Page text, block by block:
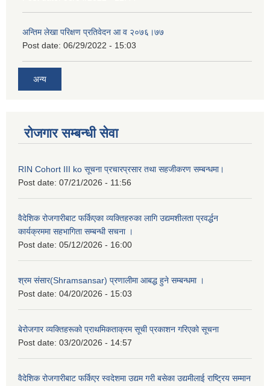
अन्तिम लेखा परिक्षण प्रतिवेदन आ व २०७६।७७
Post date: 06/29/2022 - 15:03
अन्य
रोजगार सम्बन्धी सेवा
RIN Cohort III ko सूचना प्रचारप्रसार तथा सहजीकरण सम्बन्धमा।
Post date: 07/21/2026 - 11:56
वैदेशिक रोजगारीबाट फर्किएका व्यक्तिहरुका लागि उद्यमशीलता प्रवर्द्धन
कार्यक्रममा सहभागिता सम्बन्धी सचना ।
Post date: 05/12/2026 - 16:00
श्रम संसार(Shramsansar) प्रणालीमा आबद्ध हुने सम्बन्धमा ।
Post date: 04/20/2026 - 15:03
बेरोजगार व्यक्तिहरूको प्राथमिकताक्रम सूची प्रकाशन गरिएको सूचना
Post date: 03/20/2026 - 14:57
वैदेशिक रोजगारीबाट फर्किएर स्वदेशमा उद्यम गरी बसेका उद्यमीलाई राष्ट्रिय सम्मान